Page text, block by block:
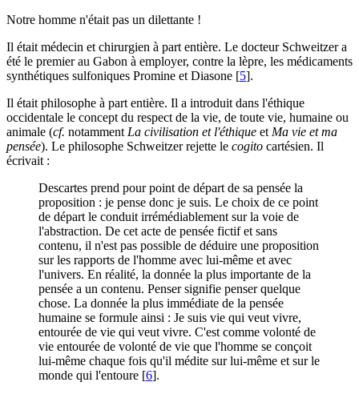
Notre homme n'était pas un dilettante !
Il était médecin et chirurgien à part entière. Le docteur Schweitzer a
été le premier au Gabon à employer, contre la lèpre, les médicaments
synthétiques sulfoniques Promine et Diasone [5].
Il était philosophe à part entière. Il a introduit dans l'éthique
occidentale le concept du respect de la vie, de toute vie, humaine ou
animale (cf. notamment La civilisation et l'éthique et Ma vie et ma
pensée). Le philosophe Schweitzer rejette le cogito cartésien. Il
écrivait :
Descartes prend pour point de départ de sa pensée la
proposition : je pense donc je suis. Le choix de ce point
de départ le conduit irrémédiablement sur la voie de
l'abstraction. De cet acte de pensée fictif et sans
contenu, il n'est pas possible de déduire une proposition
sur les rapports de l'homme avec lui-même et avec
l'univers. En réalité, la donnée la plus importante de la
pensée a un contenu. Penser signifie penser quelque
chose. La donnée la plus immédiate de la pensée
humaine se formule ainsi : Je suis vie qui veut vivre,
entourée de vie qui veut vivre. C'est comme volonté de
vie entourée de volonté de vie que l'homme se conçoit
lui-même chaque fois qu'il médite sur lui-même et sur le
monde qui l'entoure [6].